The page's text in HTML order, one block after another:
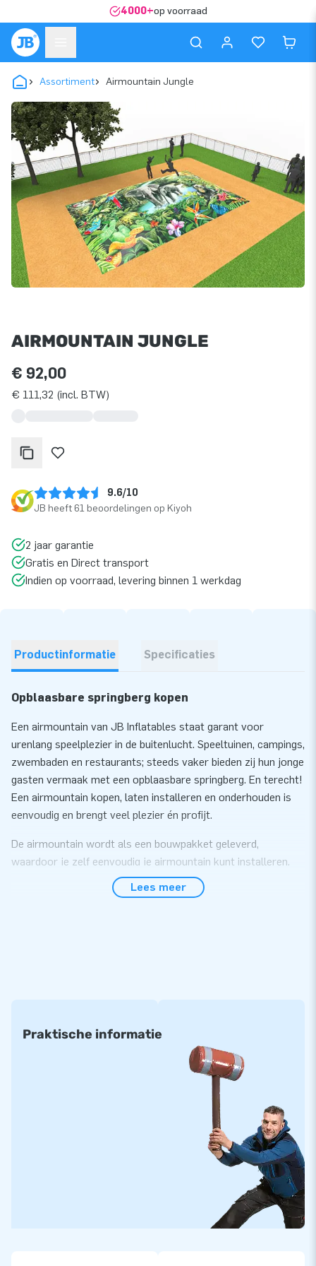
4000+op voorraad
Assortiment Airmountain Jungle
AIRMOUNTAIN JUNGLE
€ 92,00
€ 111,32 (incl. BTW)
9.6/10
JB heeft 61 beoordelingen op Kiyoh
2 jaar garantie
Gratis en Direct transport
Indien op voorraad, levering binnen 1 werkdag
Productinformatie Specificaties
Opblaasbare springberg kopen
Een airmountain van JB Inflatables staat garant voor
urenlang speelplezier in de buitenlucht. Speeltuinen, campings,
zwembaden en restaurants; steeds vaker bieden zij hun jonge
gasten vermaak met een opblaasbare springberg. En terecht!
Een airmountain kopen, laten installeren en onderhouden is
eenvoudig en brengt veel plezier én profijt.
De airmountain wordt als een bouwpakket geleverd,
waardoor je zelf eenvoudig je airmountain kunt installeren.
Wil je dit liever uitbesteden kunnen wij voor een meerprijs
een installatie service bieden. Je springberg wordt dan in 1
• 6 x 6 m • 8 x 6 m • 10 x 12 m
• 6 x 8 m • 8 x 8 m • 12 x 15 m
• 6 x 12 m • 8 x 12 m • 14 x 20 m
Alle opblaasbare springbergen zijn gemaakt van materialen
met een hoge kwaliteit. Ze zijn standaard voorzien van de
juiste certificatie en handleidingen voor professioneel
Standaard airmountains kunnen in ongeveer twee weken
Lees meer
Praktische informatie